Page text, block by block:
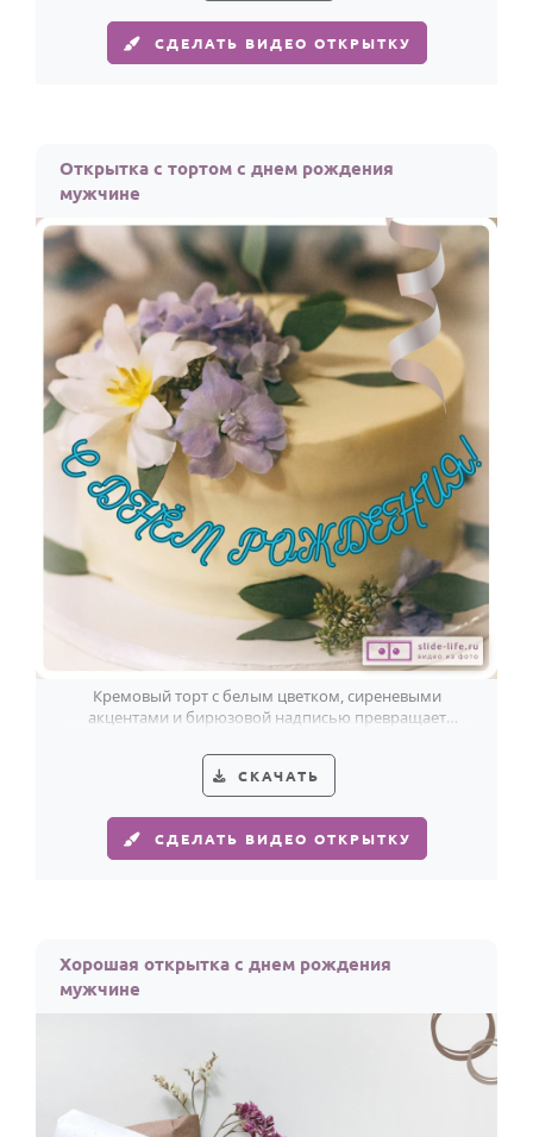
СДЕЛАТЬ ВИДЕО ОТКРЫТКУ
Открытка с тортом с днем рождения
мужчине
Кремовый торт с белым цветком, сиреневыми
акцентами и бирюзовой надписью превращает
СКАЧАТЬ
СДЕЛАТЬ ВИДЕО ОТКРЫТКУ
Хорошая открытка с днем рождения
мужчине